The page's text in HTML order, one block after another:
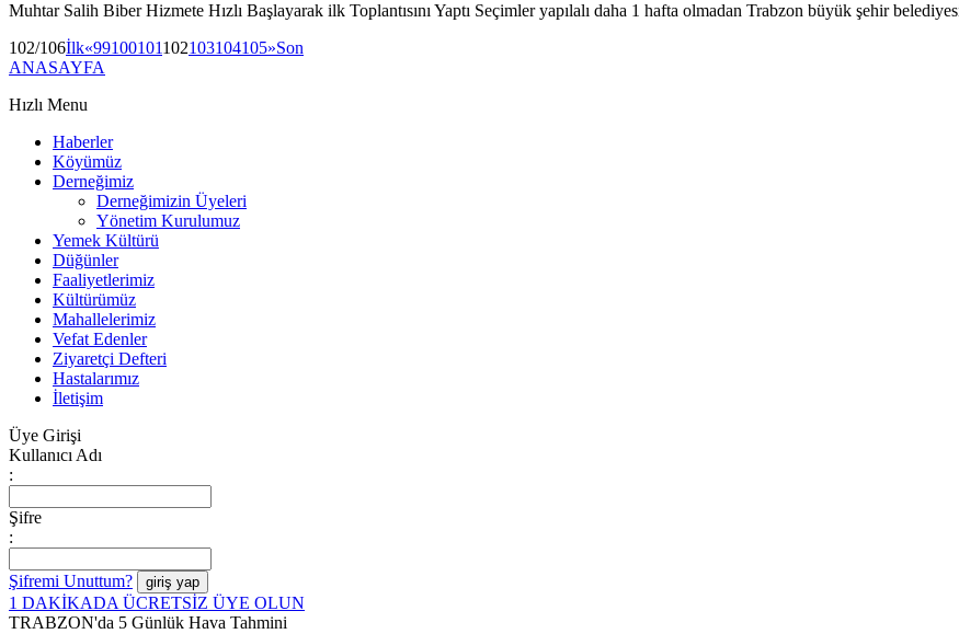
Muhtar Salih Biber Hizmete Hızlı Başlayarak ilk Toplantısını Yaptı Seçimler yapılalı daha 1 hafta olmadan Trabzon büyük şehir
102/106İlk«99100101102103104105»Son
ANASAYFA
Hızlı Menu
Haberler
Köyümüz
Derneğimiz
Derneğimizin Üyeleri
Yönetim Kurulumuz
Yemek Kültürü
Düğünler
Faaliyetlerimiz
Kültürümüz
Mahallelerimiz
Vefat Edenler
Ziyaretçi Defteri
Hastalarımız
İletişim
Üye Girişi
Kullanıcı Adı
:
Şifre
:
Şifremi Unuttum?
1 DAKİKADA ÜCRETSİZ ÜYE OLUN
TRABZON'da 5 Günlük Hava Tahmini